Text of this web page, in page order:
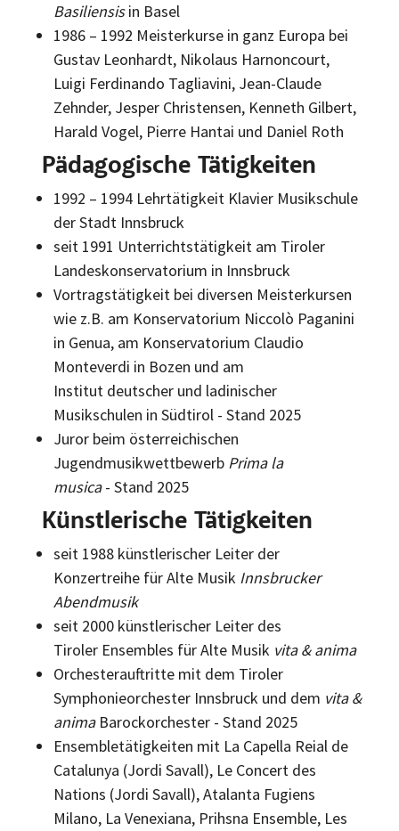
Basiliensisin Basel
1986 – 1992 Meisterkurse in ganz Europa bei
Gustav Leonhardt, Nikolaus Harnoncourt,
Luigi Ferdinando Tagliavini, Jean-Claude
Zehnder, Jesper Christensen, Kenneth Gilbert,
Harald Vogel, Pierre Hantai und Daniel Roth
Pädagogische Tätigkeiten
1992 – 1994 Lehrtätigkeit Klavier Musikschule
der Stadt Innsbruck
seit 1991 Unterrichtstätigkeit am Tiroler
Landeskonservatorium in Innsbruck
Vortragstätigkeit bei diversen Meisterkursen
wie z.B. am Konservatorium Niccolò Paganini
in Genua, am Konservatorium Claudio
Monteverdi in Bozen und am
Institut deutscher und ladinischer
Musikschulen in Südtirol - Stand 2025
Juror beim österreichischen
Jugendmusikwettbewerb Prima la
musica- Stand 2025
Künstlerische Tätigkeiten
seit 1988 künstlerischer Leiter der
Konzertreihe für Alte Musik Innsbrucker
Abendmusik
seit 2000 künstlerischer Leiter des
Tiroler Ensembles für Alte Musik vita & anima
Orchesterauftritte mit dem Tiroler
Symphonieorchester Innsbruck und dem vita &
animaBarockorchester - Stand 2025
Ensembletätigkeiten mit La Capella Reial de
Catalunya (Jordi Savall), Le Concert des
Nations (Jordi Savall), Atalanta Fugiens
Milano, La Venexiana, Prihsna Ensemble, Les